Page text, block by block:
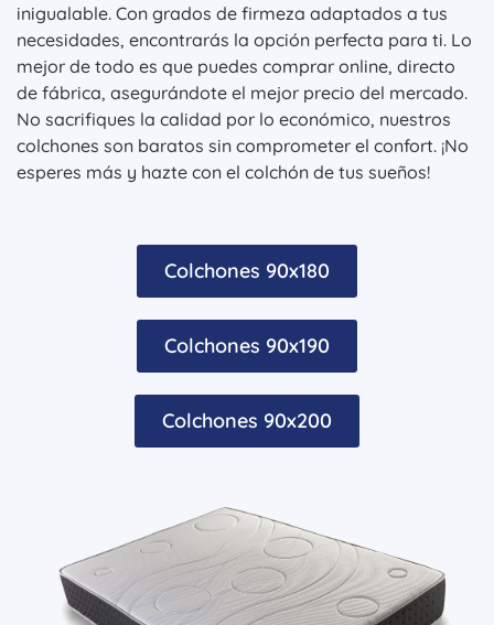
inigualable. Con grados de firmeza adaptados a tus
necesidades, encontrarás la opción perfecta para ti. Lo
mejor de todo es que puedes comprar online, directo
de fábrica, asegurándote el mejor precio del mercado.
No sacrifiques la calidad por lo económico, nuestros
colchones son baratos sin comprometer el confort. ¡No
esperes más y hazte con el colchón de tus sueños!
Colchones 90x180
Colchones 90x190
Colchones 90x200